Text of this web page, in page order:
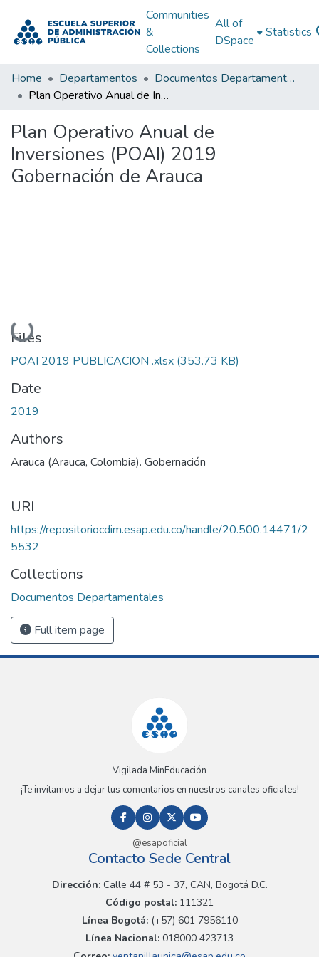
Communities
&
Collections
All of
DSpace
Statistics
Home Departamentos
Documentos Departamentales
Plan Operativo Anual de Inversiones (POAI) 2019 Gobernación de Arauca
Plan Operativo Anual de
Inversiones (POAI) 2019
Gobernación de Arauca
Loading...
Files
POAI 2019 PUBLICACION .xlsx (353.73 KB)
Date
2019
Authors
Arauca (Arauca, Colombia). Gobernación
URI
https://repositoriocdim.esap.edu.co/handle/20.500.14471/2
5532
Collections
Documentos Departamentales
Full item page
Vigilada MinEducación
¡Te invitamos a dejar tus comentarios en nuestros canales oficiales!
@esapoficial
Contacto Sede Central
Dirección:Calle 44 # 53 - 37, CAN, Bogotá D.C.
Código postal: 111321
Línea Bogotá:(+57) 601 7956110
Línea Nacional: 018000 423713